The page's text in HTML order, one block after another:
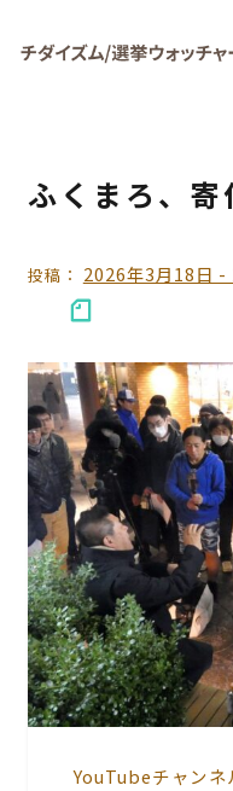
ふくまろ、寄
投稿： 2026年3月18日 -
YouTubeチャンネ